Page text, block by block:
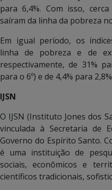
para 6,4%. Com isso,
saíram da linha da pobreza
Em igual período, os
linha de pobreza e de
respectivamente, de 31%
para o 6º) e de 4,4% para
IJSN
O IJSN (Instituto Jones dos
vinculada à Secretaria de
Governo do Espírito Santo.
é uma instituição de
sociais, econômicos e
científicos tradicionais,